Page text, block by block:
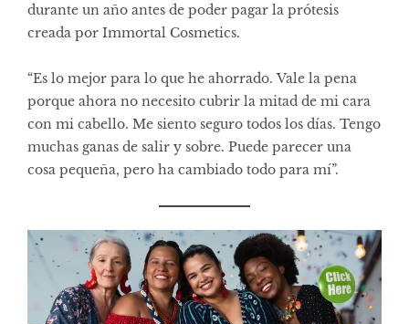
durante un año antes de poder pagar la prótesis
creada por Immortal Cosmetics.
“Es lo mejor para lo que he ahorrado. Vale la pena
porque ahora no necesito cubrir la mitad de mi cara
con mi cabello. Me siento seguro todos los días. Tengo
muchas ganas de salir y sobre. Puede parecer una
cosa pequeña, pero ha cambiado todo para mí”.